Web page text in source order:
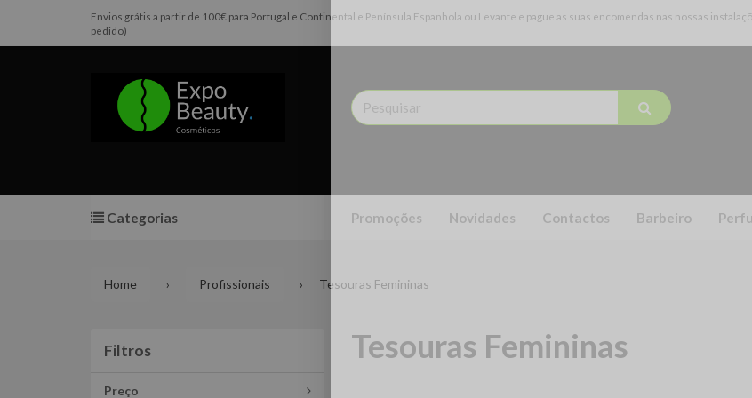
Envios grátis a partir de 100€ para Portugal e Continental e Península Espanhola ou Levante e pague as suas encomendas nas nossas
pedido)
Promoções Novidades Contactos Barbeiro
Categorias
Home Profissionais Tesouras Femininas
Filtros
Preço
Tesouras Femininas